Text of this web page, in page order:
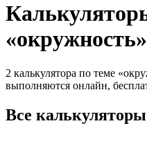
«окружность»
2 калькулятора по теме
выполняются онлайн,
Все